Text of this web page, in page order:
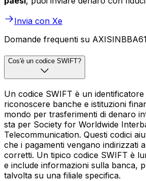
Invia con Xe
Domande frequenti su AXISINBBA61
Cos'è un codice SWIFT?
Un codice SWIFT è un
riconoscere banche e istituzioni
mondo per trasferimenti di denaro
sta per Society for Worldwide
Telecommunication. Questi codici
che i pagamenti vengano indirizzati
corretti. Un tipico codice SWIFT è
e include informazioni sulla banca,
talvolta su una filiale specifica.